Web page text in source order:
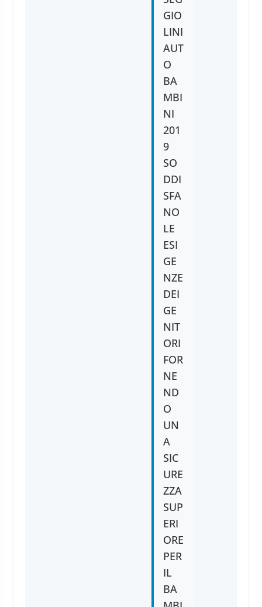
GIO
LINI
AUT
O
BA
MBI
NI
201
9
SO
DDI
SFA
NO
LE
ESI
GE
NZE
DEI
GE
NIT
ORI
FOR
NE
ND
O
UN
A
SIC
URE
ZZA
SUP
ERI
ORE
PER
IL
BA